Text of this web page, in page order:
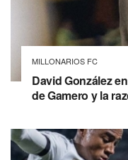
MILLONARIOS FC
David González
de Gamero y la